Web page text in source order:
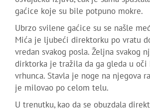
gaćice koje su bile potpuno mokre.
Ubrzo svilene gaćice su se našle
Mića je ljubeći direktorku po vratu
vredan svakog posla. Željna svakog
dirktorka je tražila da ga gleda u oči
vrhunca. Stavla je noge na njegova
je milovao po celom telu.
U trenutku, kao da se obuzdala